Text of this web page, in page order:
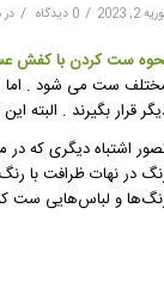
2, 2023
/ 0 دیدگاه / در
ست کردن با کفش
ست می شود . اما
قرار بگیرند .
اشتباه دیگری که
در نهات ظرافت با
و لباس‌هایی ست